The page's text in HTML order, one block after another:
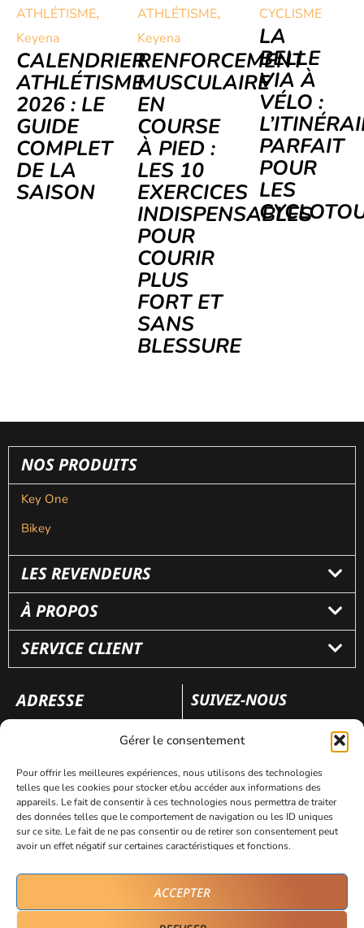
Gérer le consentement
Pour offrir les meilleures expériences, nous utilisons des technologies
telles que les cookies pour stocker et/ou accéder aux informations des
appareils. Le fait de consentir à ces technologies nous permettra de traiter
des données telles que le comportement de navigation ou les ID uniques
sur ce site. Le fait de ne pas consentir ou de retirer son consentement peut
avoir un effet négatif sur certaines caractéristiques et fonctions.
ACCEPTER
ATHLÉTISME,
Keyena
CALENDRIER
ATHLÉTISME
2026 : LE
GUIDE
COMPLET
DE LA
SAISON
ATHLÉTISME,
Keyena
RENFORCEMENT
MUSCULAIRE
EN
COURSE
À PIED :
LES 10
EXERCICES
INDISPENSABLES
POUR
COURIR
PLUS
FORT ET
SANS
BLESSURE
CYCLISME
LA
BELLE
VIA À
VÉLO :
PARFAIT
POUR
LES
NOS PRODUITS
Key One
Bikey
LES REVENDEURS
À PROPOS
SERVICE CLIENT
ADRESSE
110 rue Frédéric Fays
SUIVEZ-NOUS
Mentions légales Politique de confidentialité